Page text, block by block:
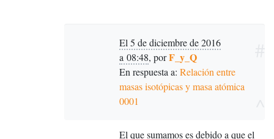
El 5 de diciembre de 2016
a 08:48, porF_y_Q
En respuesta a: Relación entre
masas isotópicas y masa atómica
0001
El que sumamos es debido a que el